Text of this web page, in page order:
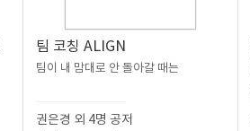
팀 코칭 ALIGN
팀이 내 맘대로 안 돌아갈 때는
권은경 외 4명 공저